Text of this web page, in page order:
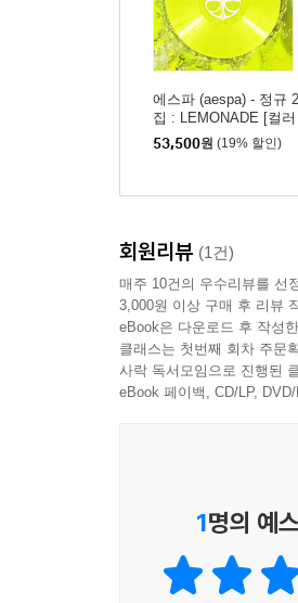
에스파 (aespa) - 정규 2
집 : LEMONADE [컬러
LP]
53,500원 (19% 할인)
회원리뷰 (1건)
매주 10건의 우수리뷰를 선
3,000원 이상 구매 후 리뷰
eBook은 다운로드 후 작성
클래스는 첫번째 회차 주문
사락 독서모임으로 진행된
eBook 페이백, CD/LP,
1명의 예